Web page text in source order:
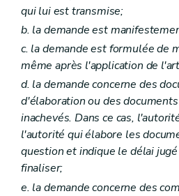
qui lui est transmise;
b. la demande est
c. la demande est formulée de
même après l'application de
d. la demande concerne des
d'élaboration ou des
inachevés. Dans ce cas,
l'autorité qui élabore les
question et indique le délai
finaliser;
e. la demande concerne des